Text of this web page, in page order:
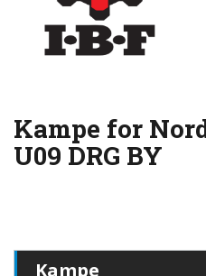
Kampe for
U09 DRG BY
Kampe